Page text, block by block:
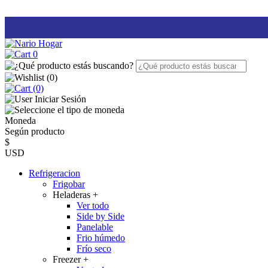
0
(0)
(0)
Iniciar Sesión
Moneda
Según producto
$
USD
Refrigeracion
Frigobar
Heladeras +
Ver todo
Side by Side
Panelable
Frio húmedo
Frío seco
Freezer+